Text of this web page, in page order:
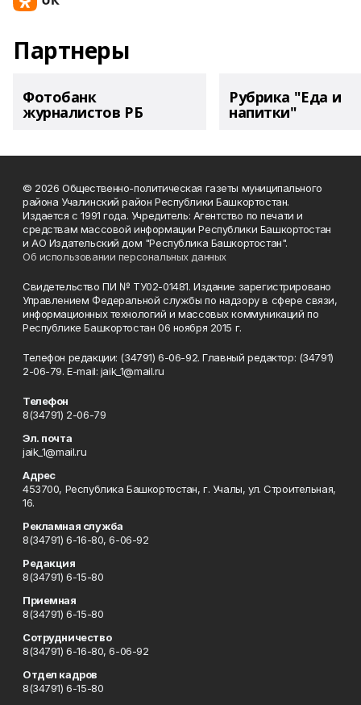
Партнеры
Фотобанк
журналистов РБ
Рубрика "Еда и
напитки"
© 2026 Общественно-политическая газеты муниципального
района Учалинский район Республики Башкортостан.
Издается с 1991 года. Учредитель: Агентство по печати и
средствам массовой информации Республики Башкортостан
и АО Издательский дом "Республика Башкортостан".
Об использовании персональных данных
Свидетельство ПИ № ТУ02-01481. Издание зарегистрировано
Управлением Федеральной службы по надзору в сфере связи,
информационных технологий и массовых коммуникаций по
Республике Башкортостан 06 ноября 2015 г.
Телефон редакции: (34791) 6-06-92. Главный редактор: (34791)
2-06-79. Е-mаil: jaik_1@mail.ru
Телефон
8(34791) 2-06-79
Эл. почта
jaik_1@mail.ru
Адрес
453700, Республика Башкортостан, г. Учалы, ул. Строительная,
16.
Рекламная служба
8(34791) 6-16-80, 6-06-92
Редакция
8(34791) 6-15-80
Приемная
8(34791) 6-15-80
Сотрудничество
8(34791) 6-16-80, 6-06-92
Отдел кадров
8(34791) 6-15-80